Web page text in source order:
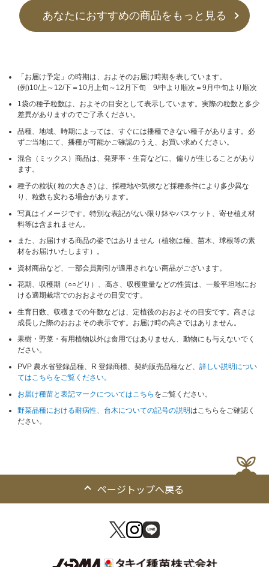
あなたにおすすめの商品をもっと見る
「お届け予定」の時期は、およそのお届け時期を表しています。
(例)10/上～12/下＝10月上旬～12月下旬 9/中より順次＝9月中旬より順次
1袋の種子粒数は、およその目安として表示しています。実際の粒数と多少
差異がありますのでご了承ください。
品種、地域、時期によっては、すぐには播種できない種子があります。必
ずご当地にて、播種が可能かご確認のうえ、お買い求めください。
混合（ミックス）商品は、発芽率・生育などに、偏りが生じることがあり
ます。
種子の粒状( 粒の大きさ) は、採種地や気候など採種条件により多少異な
り、粒数も変わる場合があります。
写真はイメージです。特別な表記がない限り鉢やバスケット、寄せ植え材
料等は含まれません。
また、お届けする商品の姿ではありません（植物は種、苗木、球根等の素
材をお届けいたします）。
資材商品など、一部会員割引が適用されない商品がございます。
花期、収穫期（○○どり）、高さ、収穫重量などの性質は、一般平坦地にお
ける適期栽培でのおおよその目安です。
生育日数、収穫までの年数などは、定植後のおおよその目安です。高さは
成長した際のおおよその表示です。お届け時の高さではありません。
果樹・野菜・有用植物以外は食用ではありません、動物にも与えないでく
ださい。
PVP 農水省登録品種、R 登録商標、契約販売品種など、詳しい説明につい
てはこちらをご覧ください。
お届け種苗と表記マークについてはこちら をご覧ください。
野菜品種における耐病性、台木についての記号の説明はこちらをご確認く
ださい。
ページトップへ戻る